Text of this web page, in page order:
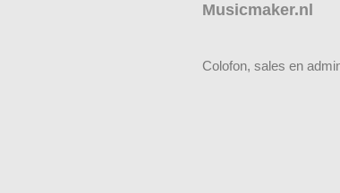
Musicmaker.nl
Colofon, sales en